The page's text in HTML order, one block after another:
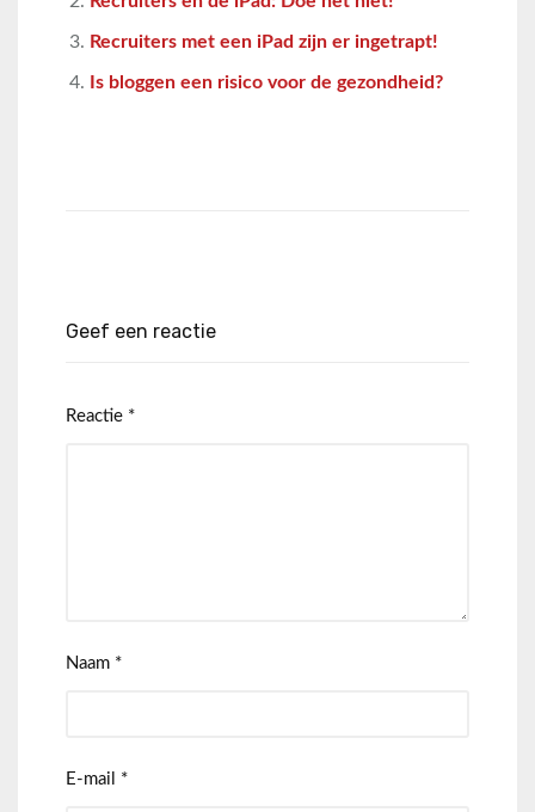
Recruiters met een iPad zijn er ingetrapt!
Is bloggen een risico voor de gezondheid?
Geef een reactie
Reactie *
Naam *
E-mail *